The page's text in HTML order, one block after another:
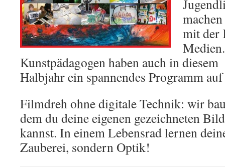
mit der
Kunstpädagogen haben auch in diesem
Halbjahr ein spannendes Programm
Filmdreh ohne digitale Technik: wir
dem du deine eigenen gezeichneten
kannst. In einem Lebensrad lernen
Zauberei, sondern Optik!